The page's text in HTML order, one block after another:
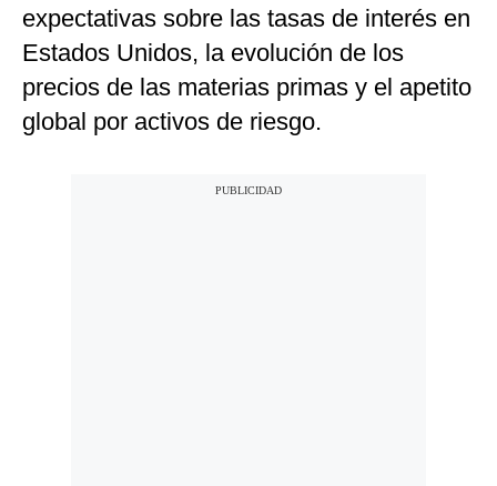
expectativas sobre las tasas de interés en
Estados Unidos, la evolución de los
precios de las materias primas y el apetito
global por activos de riesgo.